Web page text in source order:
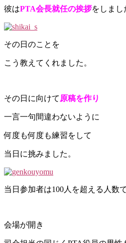
彼はPTA会長就任の挨拶をしまし
その日のことを
こう教えてくれました。
その日に向けて 原稿を作り
一言一句間違わないように
何度も何度も練習をして
当日に挑みました。
当日参加者は100人を超える人数
会場が開き